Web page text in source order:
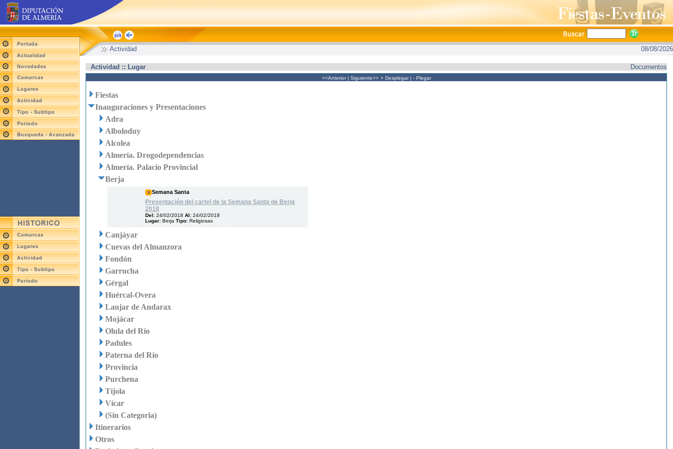
Actividad 08/08/2026
Actividad :: Lugar Documentos
<<Anterior| Siguiente>> + Desplegar| - Plegar
Fiestas
Inauguraciones y Presentaciones
Adra
Alboloduy
Alcolea
Almería. Drogodependencias
Almería. Palacio Provincial
Berja
Semana Santa
Presentación del cartel de la Semana Santa de Berja
2018
Del: 24/02/2018 Al: 24/02/2018
Lugar: Berja Tipo: Religiosas
Canjáyar
Cuevas del Almanzora
Fondón
Garrucha
Gérgal
Huércal-Overa
Laujar de Andarax
Mojácar
Olula del Río
Padules
Paterna del Río
Provincia
Purchena
Tíjola
Vícar
(Sin Categoria)
Itinerarios
Otros